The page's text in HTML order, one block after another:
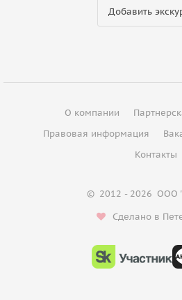
Добавить
О компании
Правовая информация
Контакты
© 2012 - 2026 ООО
Сделано в